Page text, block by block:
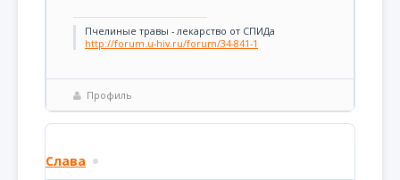
Пчелиные травы - лекарство от СПИДа
http://forum.u-hiv.ru/forum/34-841-1
Профиль
Слава